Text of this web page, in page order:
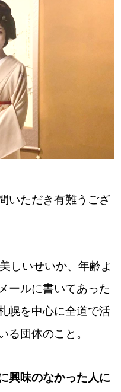
いただき有難うござ
しいせいか、年齢よ
ールに書いてあった
幌を中心に全道で活
る団体のこと。
興味のなかった人に